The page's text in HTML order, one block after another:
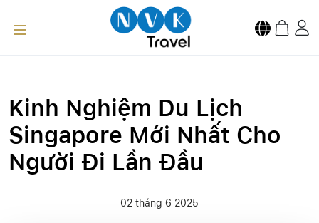
Kinh Nghiệm Du Lịch
Singapore Mới Nhất Cho
Người Đi Lần Đầu
02 tháng 6 2025